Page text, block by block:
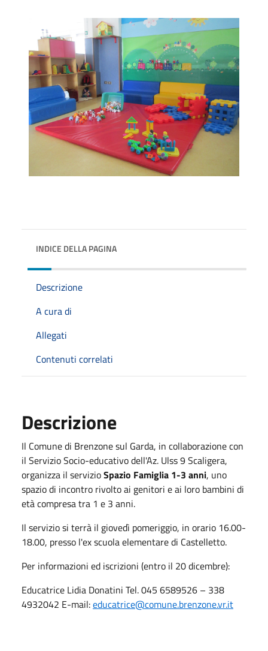
INDICE DELLA PAGINA
Descrizione
A cura di
Allegati
Contenuti correlati
Descrizione
Il Comune di Brenzone sul Garda, in collaborazione con
il Servizio Socio-educativo dell'Az. Ulss 9 Scaligera,
organizza il servizioSpazio Famiglia 1-3 anni, uno
spazio di incontro rivolto ai genitori e ai loro bambini di
età compresa tra 1 e 3 anni.
Il servizio si terrà il giovedì pomeriggio, in orario 16.00-
18.00, presso l'ex scuola elementare di Castelletto.
Per informazioni ed iscrizioni (entro il 20 dicembre):
Educatrice Lidia Donatini Tel. 045 6589526 – 338
4932042 E-mail:educatrice@comune.brenzone.vr.it